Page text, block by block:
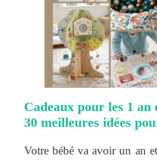
Cadeaux pour les 1 an
30 meilleures idées
Votre bébé va avoir un an